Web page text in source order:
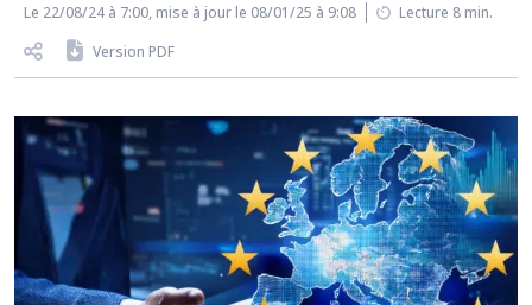
Le 22/08/24 à 7:00, mise à jour le 08/01/25 à 9:08
Lecture 8 min.
Version PDF